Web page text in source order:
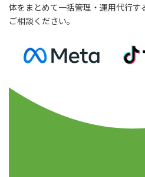
体をまとめて一括管理・運用代行す
ご相談ください。